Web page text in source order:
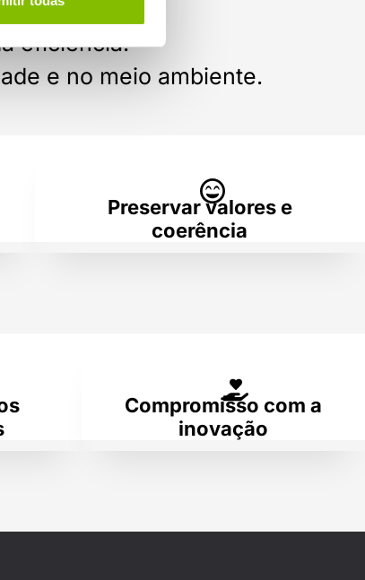
eficiência:
e no meio ambiente.
Preservar valores e
coerência
Compromisso com a
inovação